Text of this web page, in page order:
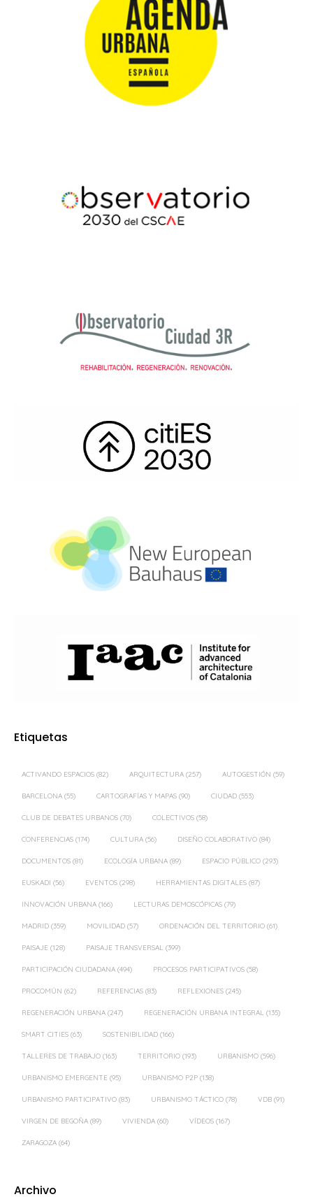
Etiquetas
ACTIVANDO ESPACIOS (82) ARQUITECTURA (257) AUTOGESTIÓN (59)
BARCELONA (55) CARTOGRAFÍAS Y MAPAS (90) CIUDAD (553)
CLUB DE DEBATES URBANOS (70) COLECTIVOS (58)
CONFERENCIAS (174) CULTURA (56) DISEÑO COLABORATIVO (84)
DOCUMENTOS (81) ECOLOGÍA URBANA (89) ESPACIO PÚBLICO (293)
EUSKADI (56) EVENTOS (298) HERRAMIENTAS DIGITALES (87)
INNOVACIÓN URBANA (166) LECTURAS DEMOSCÓPICAS (79)
MADRID (359) MOVILIDAD (57) ORDENACIÓN DEL TERRITORIO (61)
PAISAJE (128) PAISAJE TRANSVERSAL (399)
PARTICIPACIÓN CIUDADANA (494) PROCESOS PARTICIPATIVOS (58)
PROCOMÚN (62) REFERENCIAS (83) REFLEXIONES (245)
REGENERACIÓN URBANA (247) REGENERACIÓN URBANA INTEGRAL (135)
SMART CITIES (63) SOSTENIBILIDAD (166)
TALLERES DE TRABAJO (163) TERRITORIO (193) URBANISMO (596)
URBANISMO EMERGENTE (95) URBANISMO P2P (138)
URBANISMO PARTICIPATIVO (83) URBANISMO TÁCTICO (78) VDB (91)
VIRGEN DE BEGOÑA (89) VIVIENDA (60) VÍDEOS (167)
ZARAGOZA (64)
Archivo